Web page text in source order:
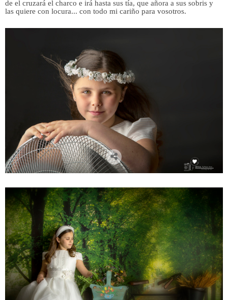
de el cruzará el charco e irá hasta sus tía, que añora a sus sobris y
las quiere con locura... con todo mi cariño para vosotros.